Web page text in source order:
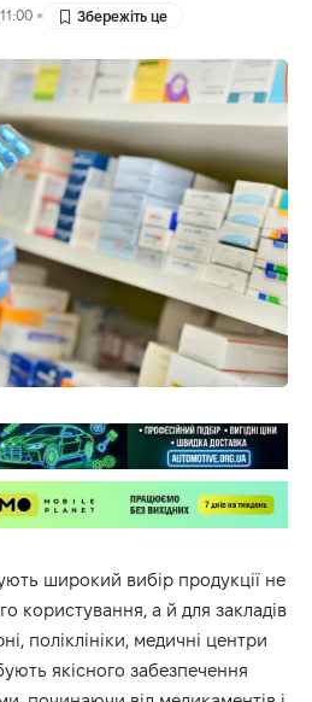
широкий вибір продукції не
користування, а й для закладів
поліклініки, медичні центри
якісного забезпечення